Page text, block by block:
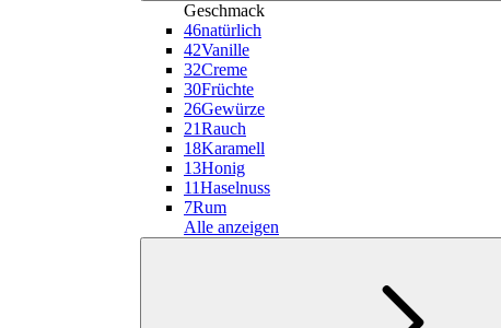
Geschmack
46natürlich
42Vanille
32Creme
30Früchte
26Gewürze
21Rauch
18Karamell
13Honig
11Haselnuss
7Rum
Alle anzeigen